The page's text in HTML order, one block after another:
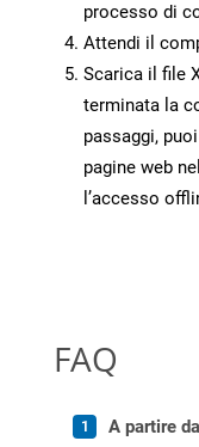
processo di
Attendi il
Scarica il file
terminata la
passaggi,
pagine web
l’accesso
FAQ
A partire